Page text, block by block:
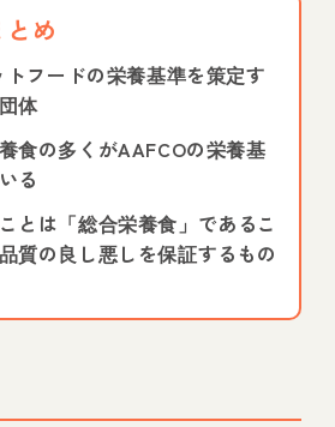
め
フードの栄養基準を策定す
体
食の多くがAAFCOの栄養基
る
とは「総合栄養食」であるこ
質の良し悪しを保証するもの